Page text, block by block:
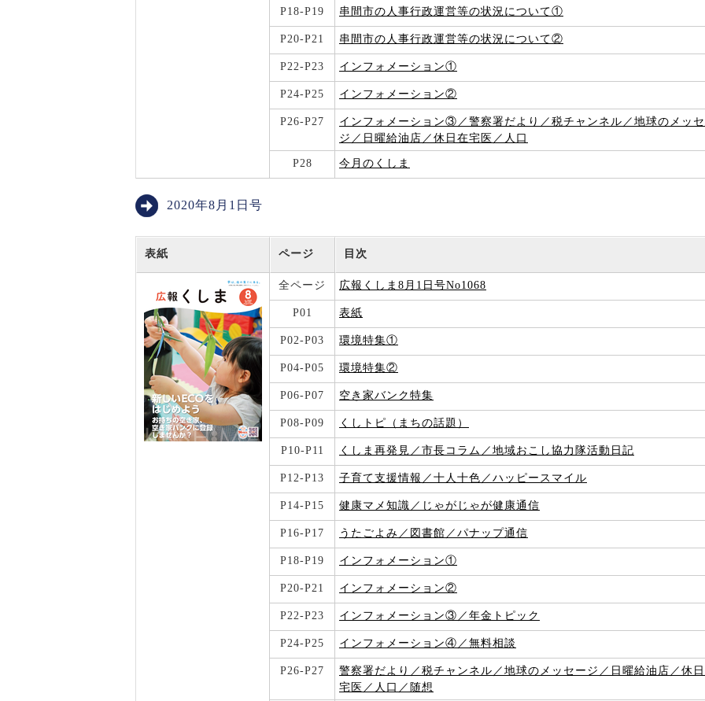
P18-P19 串間市の人事行政運営等の状況について①
P20-P21 串間市の人事行政運営等の状況について②
P22-P23 インフォメーション①
P24-P25 インフォメーション②
P26-P27
インフォメーション③／警察署だより／税チャンネル／地球のメッ
ジ／日曜給油店／休日在宅医／人口
P28 今月のくしま
2020年8月1日号
表紙 ページ 目次
全ページ 広報くしま8月1日号No1068
P01 表紙
P02-P03 環境特集①
P04-P05 環境特集②
P06-P07 空き家バンク特集
P08-P09 くしトピ（まちの話題）
P10-P11 くしま再発見／市長コラム／地域おこし協力隊活動日記
P12-P13 子育て支援情報／十人十色／ハッピースマイル
P14-P15 健康マメ知識／じゃがじゃが健康通信
P16-P17 うたごよみ／図書館／パナップ通信
P18-P19 インフォメーション①
P20-P21 インフォメーション②
P22-P23 インフォメーション③／年金トピック
P24-P25 インフォメーション④／無料相談
P26-P27
警察署だより／税チャンネル／地球のメッセージ／日曜給油店／休
宅医／人口／随想